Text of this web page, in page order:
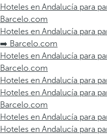
Hoteles en Andalucía para
Barcelo.com
Hoteles en Andalucía para
➡️ Barcelo.com
Hoteles en Andalucía para
Barcelo.com
Hoteles en Andalucía para
Hoteles en Andalucía para
Barcelo.com
Hoteles en Andalucía para
Hoteles en Andalucía para